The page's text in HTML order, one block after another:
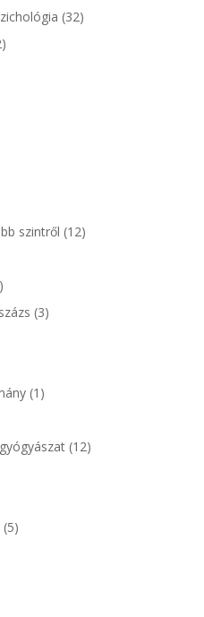
(32)
szintről (12)
(3)
(1)
(12)
(5)